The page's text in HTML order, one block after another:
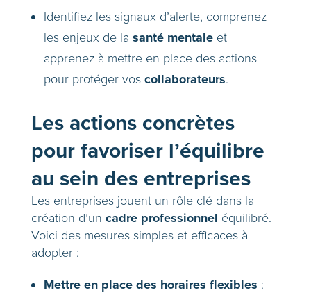
Identifiez les signaux d’alerte, comprenez
les enjeux de la santé mentaleet
apprenez à mettre en place des actions
pour protéger vos collaborateurs.
Les actions concrètes
pour favoriser l’équilibre
au sein des entreprises
Les entreprises jouent un rôle clé dans la
création d’un cadre professionnel équilibré.
Voici des mesures simples et efficaces à
adopter :
Mettre en place des horaires flexibles :